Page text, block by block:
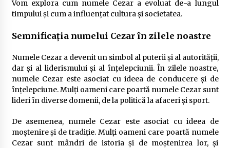
Vom explora cum numele Cezar a evoluat de-a lungul
timpului și cum a influențat cultura și societatea.
Semnificația numelui Cezar în zilele noastre
Numele Cezar a devenit un simbol al puterii și al autorității,
dar și al liderismului și al înțelepciunii. În zilele noastre,
numele Cezar este asociat cu ideea de conducere și de
înțelepciune. Mulți oameni care poartă numele Cezar sunt
lideri în diverse domenii, de la politică la afaceri și sport.
De asemenea, numele Cezar este asociat cu ideea de
moștenire și de tradiție. Mulți oameni care poartă numele
Cezar sunt mândri de istoria și de moștenirea lor, și